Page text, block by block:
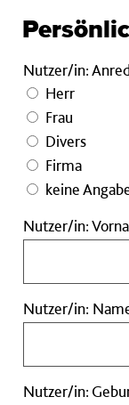
Nutzer/in:
Herr
Frau
Divers
Firma
keine
Nutzer/in:
Nutzer/in:
Nutzer/in: